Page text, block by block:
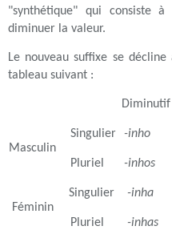
"synthétique" qui consiste
diminuer la valeur.
Le nouveau suffixe se
tableau suivant :
Diminutif
Masculin
Singulier -inho
Pluriel -inhos
Féminin
Singulier -inha
Pluriel -inhas